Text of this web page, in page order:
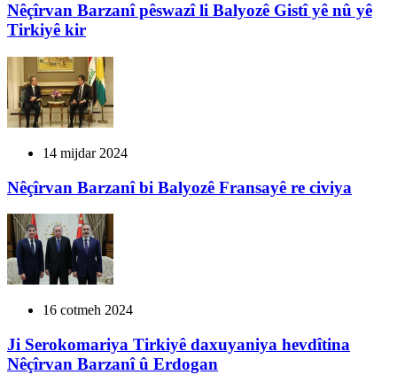
Nêçîrvan Barzanî pêswazî li Balyozê Gistî yê nû yê
Tirkiyê kir
14 mijdar 2024
Nêçîrvan Barzanî bi Balyozê Fransayê re civiya
16 cotmeh 2024
Ji Serokomariya Tirkiyê daxuyaniya hevdîtina
Nêçîrvan Barzanî û Erdogan